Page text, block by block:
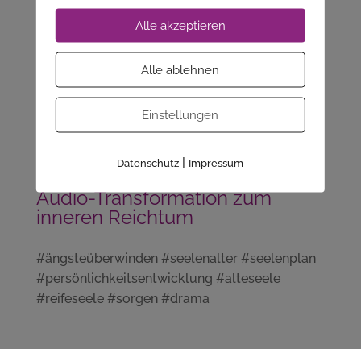
diese oft anstrengende und „geladene“ Zeit zu
Und dann empfehle ich dir noch meine Audio-
Transformation *Wundervoll…Genial*. Eines der
beiden Themen ist noDrama und da gehts um
die Neigung deines Gehirns, alles größer,
als es in Wahrheit ist. Schau hier:
Audio-Transformation zum
inneren Reichtum
#ängsteüberwinden #seelenalter #seelenplan
#persönlichkeitsentwicklung #alteseele
#reifeseele #sorgen #drama
Alle akzeptieren
Alle ablehnen
Einstellungen
Datenschutz | Impressum